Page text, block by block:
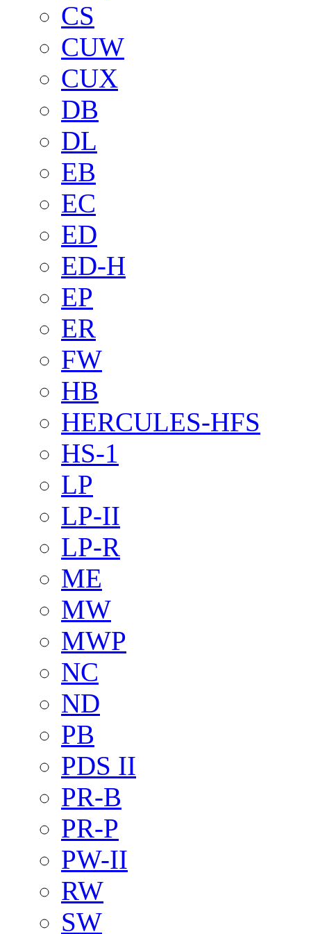
CS
CUW
CUX
DB
DL
EB
EC
ED
ED-H
EP
ER
FW
HB
HERCULES-HFS
HS-1
LP
LP-II
LP-R
ME
MW
MWP
NC
ND
PB
PDS II
PR-B
PR-P
PW-II
RW
SW